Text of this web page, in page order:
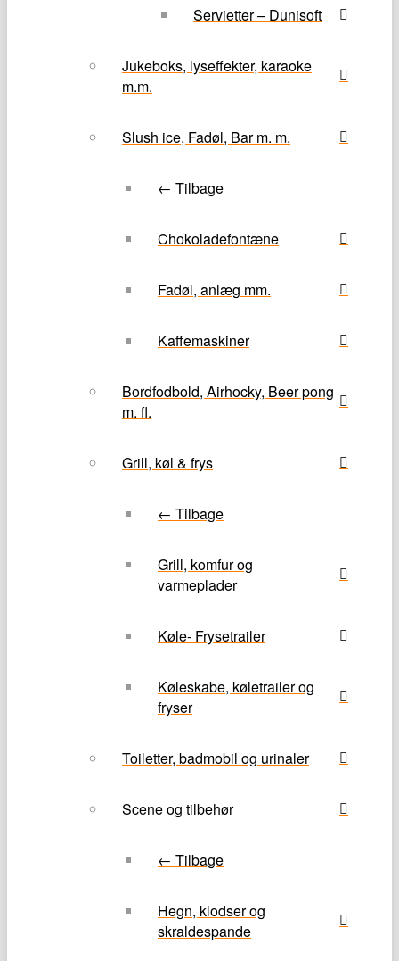
Servietter – Dunisoft
Jukeboks, lyseffekter, karaoke
m.m.
Slush ice, Fadøl, Bar m. m.
← Tilbage
Chokoladefontæne
Fadøl, anlæg mm.
Kaffemaskiner
Bordfodbold, Airhocky, Beer pong
m. fl.
Grill, køl & frys
← Tilbage
Grill, komfur og
varmeplader
Køle- Frysetrailer
Køleskabe, køletrailer og
fryser
Toiletter, badmobil og urinaler
Scene og tilbehør
← Tilbage
Hegn, klodser og
skraldespande